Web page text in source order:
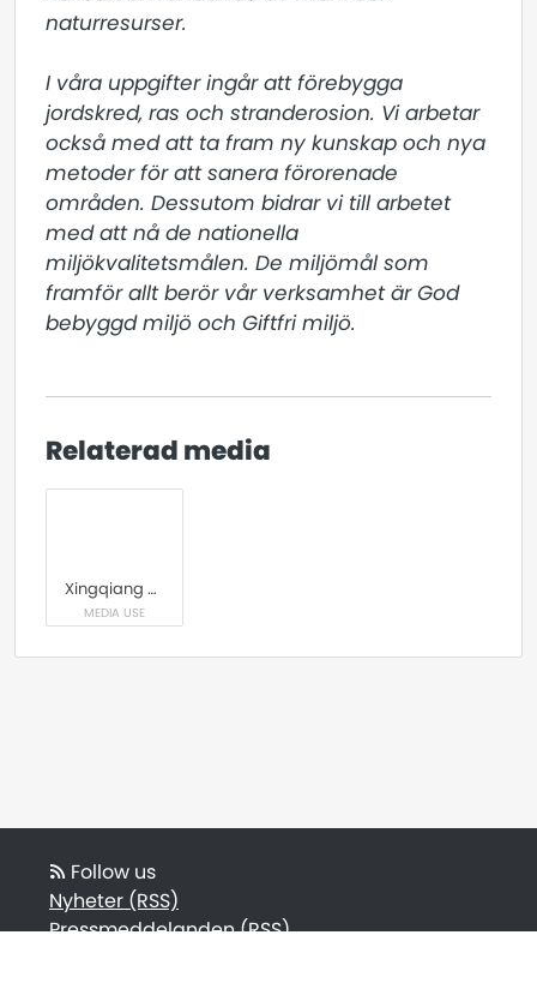
naturresurser.
I våra uppgifter ingår att förebygga
jordskred, ras och stranderosion. Vi arbetar
också med att ta fram ny kunskap och nya
metoder för att sanera förorenade
områden. Dessutom bidrar vi till arbetet
med att nå de nationella
miljökvalitetsmålen. De miljömål som
framför allt berör vår verksamhet är God
bebyggd miljö och Giftfri miljö.
Relaterad media
Xingqiang Song vid Statens geotekniska institut, SGI
MEDIA USE
Follow us
Nyheter (RSS)
Pressmeddelanden (RSS)